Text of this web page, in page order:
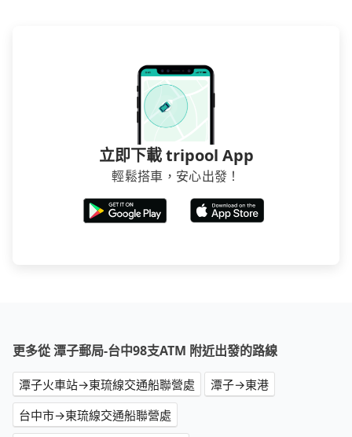
立即下載 tripool App
輕鬆搭車，安心出發！
更多從 潭子郵局-台中98支ATM 附近出發的路線
潭子火車站→東琉線交通船聯營處
潭子→東港
台中市→東琉線交通船聯營處